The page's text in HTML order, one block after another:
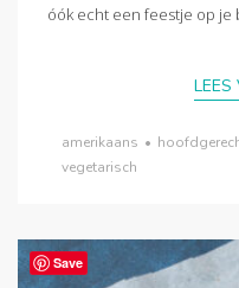
óók echt een feestje op je
LEES
amerikaans •
vegetarisch
Save